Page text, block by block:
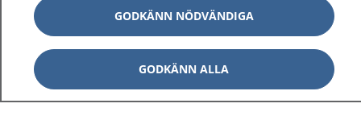
1177 ger dig råd när du vill må bättre.
GODKÄNN NÖDVÄNDIGA
GODKÄNN ALLA